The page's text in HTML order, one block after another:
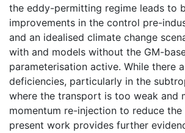
the eddy-permitting regime leads to
improvements in the control pre-
and an idealised climate change
with and models without the GM-
parameterisation active. While there
deficiencies, particularly in the
where the transport is too weak and
momentum re-injection to reduce the
present work provides further